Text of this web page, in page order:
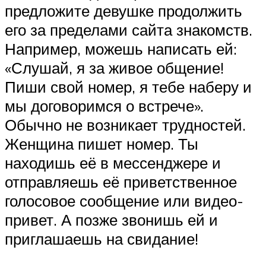
предложите девушке продолжить
его за пределами сайта знакомств.
Например, можешь написать ей:
«Слушай, я за живое общение!
Пиши свой номер, я тебе наберу и
мы договоримся о встрече».
Обычно не возникает трудностей.
Женщина пишет номер. Ты
находишь её в мессенджере и
отправляешь её приветственное
голосовое сообщение или видео-
привет. А позже звонишь ей и
приглашаешь на свидание!